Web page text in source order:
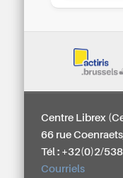
Centre Librex
66 rue
Tél : +32(0)2/
Courriels